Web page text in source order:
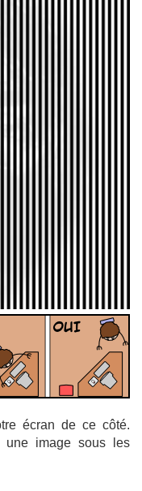
écran de ce côté.
une image sous les